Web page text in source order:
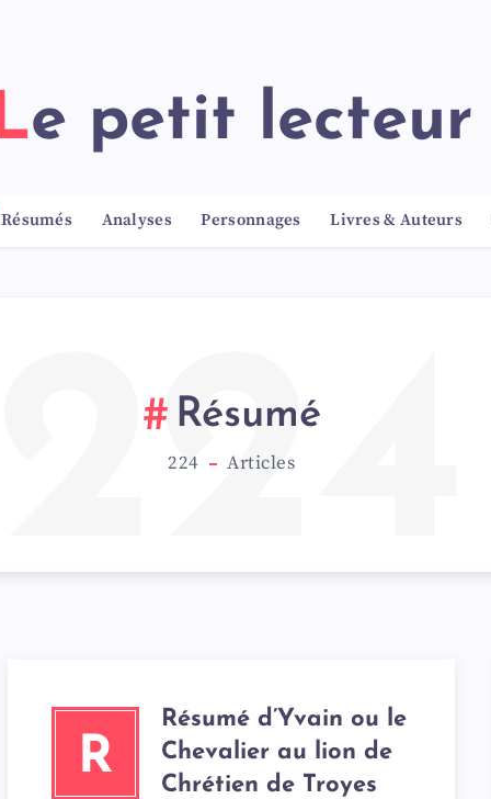
Le petit lecteur
Résumés Analyses Personnages Livres & Auteurs
Résumé
224 Articles
224
R
Résumé d’Yvain ou le
Chevalier au lion de
Chrétien de Troyes